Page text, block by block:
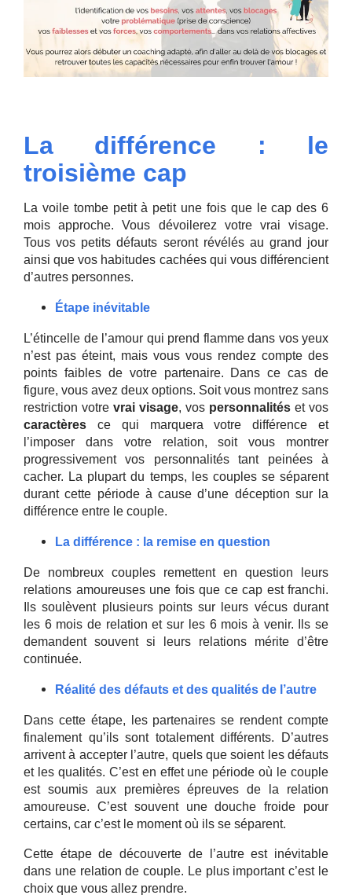
La différence : le
troisième cap
La voile tombe petit à petit une fois que le cap des 6
mois approche. Vous dévoilerez votre vrai visage.
Tous vos petits défauts seront révélés au grand jour
ainsi que vos habitudes cachées qui vous différencient
d’autres personnes.
Étape inévitable
L’étincelle de l’amour qui prend flamme dans vos yeux
n’est pas éteint, mais vous vous rendez compte des
points faibles de votre partenaire. Dans ce cas de
figure, vous avez deux options. Soit vous montrez sans
restriction votre vrai visage, vos personnalités et vos
caractères ce qui marquera votre différence et
l’imposer dans votre relation, soit vous montrer
progressivement vos personnalités tant peinées à
cacher. La plupart du temps, les couples se séparent
durant cette période à cause d’une déception sur la
différence entre le couple.
La différence : la remise en question
De nombreux couples remettent en question leurs
relations amoureuses une fois que ce cap est franchi.
Ils soulèvent plusieurs points sur leurs vécus durant
les 6 mois de relation et sur les 6 mois à venir. Ils se
demandent souvent si leurs relations mérite d’être
continuée.
Réalité des défauts et des qualités de l’autre
Dans cette étape, les partenaires se rendent compte
finalement qu’ils sont totalement différents. D’autres
arrivent à accepter l’autre, quels que soient les défauts
et les qualités. C’est en effet une période où le couple
est soumis aux premières épreuves de la relation
amoureuse. C’est souvent une douche froide pour
certains, car c’est le moment où ils se séparent.
Cette étape de découverte de l’autre est inévitable
dans une relation de couple. Le plus important c’est le
choix que vous allez prendre.